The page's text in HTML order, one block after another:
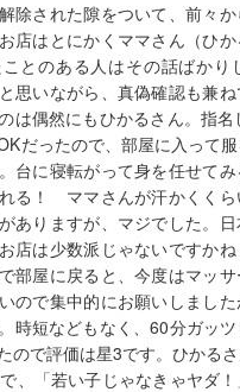
除された隙をついて、前々
店はとにかくママさん（ひ
とのある人はその話ばかり
思いながら、真偽確認も兼ね
は偶然にもひかるさん。指
だったので、部屋に入って
台に寝転がって身を任せてみ
る！ ママさんが汗かくくら
ありますが、マジでした。
店は少数派じゃないですか
部屋に戻ると、今度はマッ
ので集中的にお願いしまし
時短などもなく、60分ガッ
ので評価は星3です。ひかる
、「若い子じゃなきゃヤダ